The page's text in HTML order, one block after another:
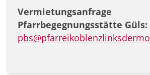
Vermietungsanfrage
Pfarrbegegnungsstätte Güls: